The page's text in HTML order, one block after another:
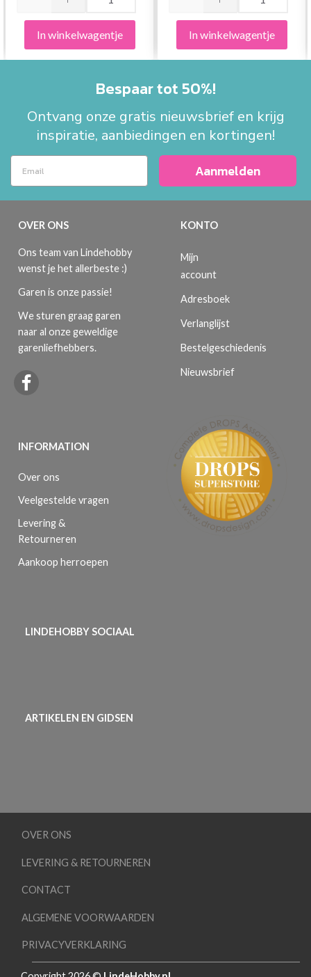
In winkelwagentje In winkelwagentje
Bespaar tot 50%!
Ontvang onze gratis nieuwsbrief en krijg
inspiratie, aanbiedingen en kortingen!
Aanmelden
OVER ONS
Ons team van Lindehobby
wenst je het allerbeste :)
Garen is onze passie!
We sturen graag garen
naar al onze geweldige
garenliefhebbers.
INFORMATION
Over ons
Veelgestelde vragen
Levering &
Retourneren
Aankoop herroepen
KONTO
Mijn
account
Adresboek
Verlanglijst
Bestelgeschiedenis
Nieuwsbrief
LINDEHOBBY SOCIAAL
ARTIKELEN EN GIDSEN
OVER ONS
LEVERING & RETOURNEREN
CONTACT
ALGEMENE VOORWAARDEN
PRIVACYVERKLARING